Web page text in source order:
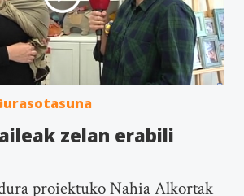
zelan erabili
proiektuko Nahia Alkortak